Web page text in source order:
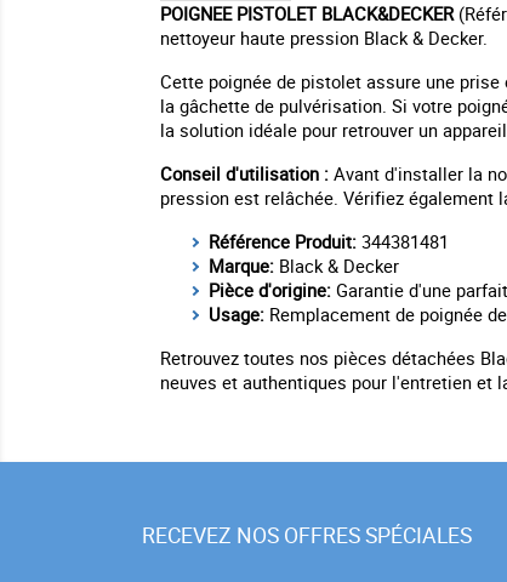
POIGNEE PISTOLET BLACK&DECKER
nettoyeur haute pression Black & Decker.
Cette poignée de pistolet assure une
la gâchette de pulvérisation. Si votre
la solution idéale pour retrouver un
Conseil d'utilisation : Avant d'installer la
pression est relâchée. Vérifiez également
Référence Produit: 344381481
Marque: Black & Decker
Pièce d'origine: Garantie d'une
Usage: Remplacement de poignée
Retrouvez toutes nos pièces détachées
neuves et authentiques pour l'entretien et
RECEVEZ NOS OFFRES SPÉCIALES